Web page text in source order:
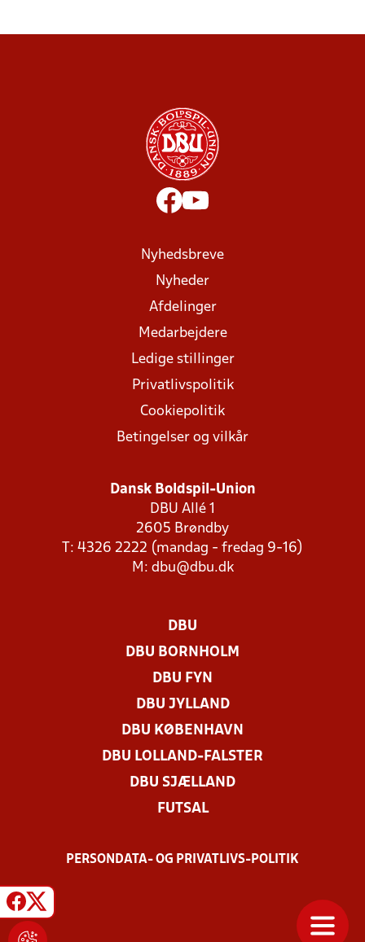
Nyhedsbreve
Nyheder
Afdelinger
Medarbejdere
Ledige stillinger
Privatlivspolitik
Cookiepolitik
Betingelser og vilkår
Dansk Boldspil-Union
DBU Allé 1
2605 Brøndby
T: 4326 2222 (mandag - fredag 9-16)
M: dbu@dbu.dk
DBU
DBU BORNHOLM
DBU FYN
DBU JYLLAND
DBU KØBENHAVN
DBU LOLLAND-FALSTER
DBU SJÆLLAND
FUTSAL
PERSONDATA- OG PRIVATLIVS-POLITIK